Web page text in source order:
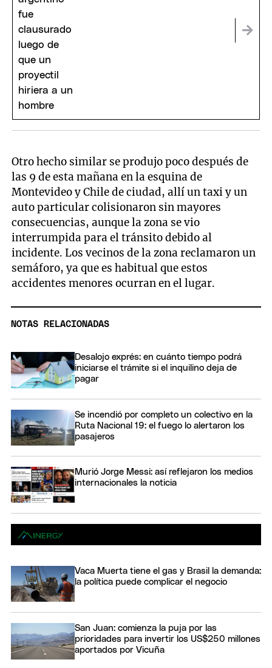
Otro hecho similar se produjo poco después de
las 9 de esta mañana en la esquina de
Montevideo y Chile de ciudad, allí un taxi y un
auto particular colisionaron sin mayores
consecuencias, aunque la zona se vio
interrumpida para el tránsito debido al
incidente. Los vecinos de la zona reclamaron un
semáforo, ya que es habitual que estos
accidentes menores ocurran en el lugar.
NOTAS RELACIONADAS
Desalojo exprés: en cuánto tiempo podrá
iniciarse el trámite si el inquilino deja de
pagar
Se incendió por completo un colectivo en la
Ruta Nacional 19: el fuego lo alertaron los
pasajeros
Murió Jorge Messi: así reflejaron los medios
internacionales la noticia
Vaca Muerta tiene el gas y Brasil la demanda:
la política puede complicar el negocio
San Juan: comienza la puja por las
prioridades para invertir los US$250 millones
aportados por Vicuña